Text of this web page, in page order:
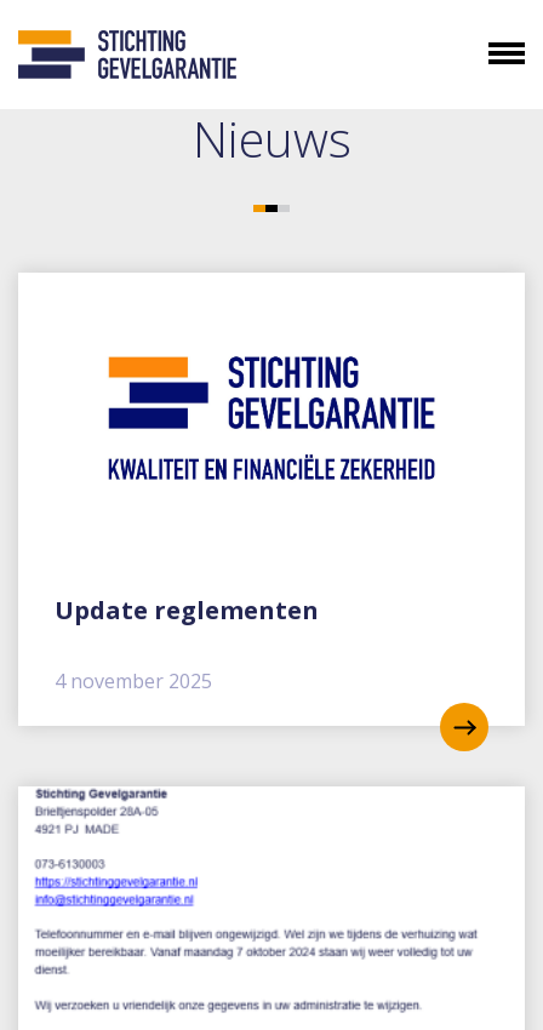
Nieuws
Update reglementen
4 november 2025